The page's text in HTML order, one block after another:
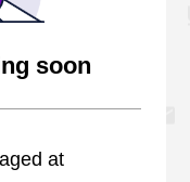
soon
at